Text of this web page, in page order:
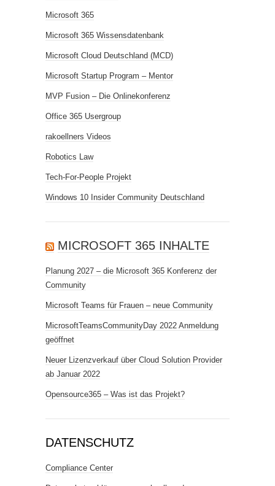
Microsoft 365
Microsoft 365 Wissensdatenbank
Microsoft Cloud Deutschland (MCD)
Microsoft Startup Program – Mentor
MVP Fusion – Die Onlinekonferenz
Office 365 Usergroup
rakoellners Videos
Robotics Law
Tech-For-People Projekt
Windows 10 Insider Community Deutschland
MICROSOFT 365 INHALTE
Planung 2027 – die Microsoft 365 Konferenz der
Community
Microsoft Teams für Frauen – neue Community
MicrosoftTeamsCommunityDay 2022 Anmeldung
geöffnet
Neuer Lizenzverkauf über Cloud Solution Provider
ab Januar 2022
Opensource365 – Was ist das Projekt?
DATENSCHUTZ
Compliance Center